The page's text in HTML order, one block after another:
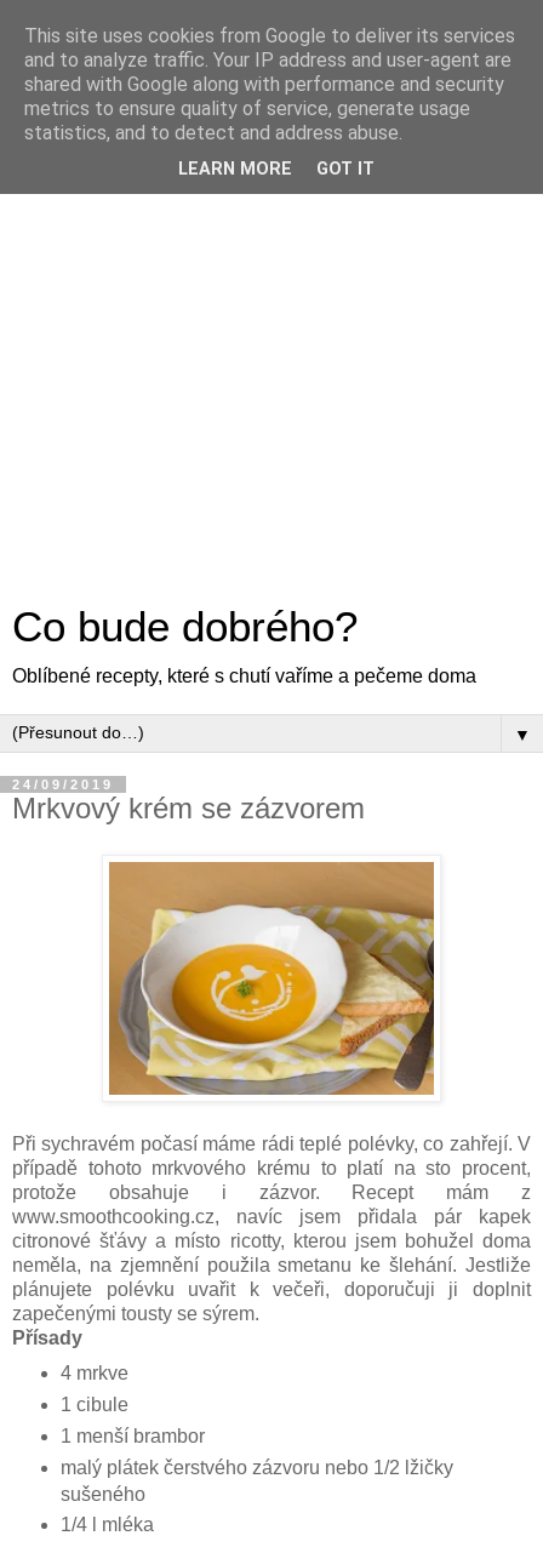
Co bude dobrého?
Oblíbené recepty, které s chutí vaříme a pečeme doma
▼
24/09/2019
Mrkvový krém se zázvorem
Při sychravém počasí máme rádi teplé polévky, co zahřejí. V
případě tohoto mrkvového krému to platí na sto procent,
protože obsahuje i zázvor. Recept mám z
www.smoothcooking.cz, navíc jsem přidala pár kapek
citronové šťávy a místo ricotty, kterou jsem bohužel doma
neměla, na zjemnění použila smetanu ke šlehání. Jestliže
plánujete polévku uvařit k večeři, doporučuji ji doplnit
zapečenými tousty se sýrem.
Přísady
4 mrkve
1 cibule
1 menší brambor
malý plátek čerstvého zázvoru nebo 1/2 lžičky
sušeného
1/4 l mléka
This site uses cookies from Google to deliver its services
and to analyze traffic. Your IP address and user-agent are
shared with Google along with performance and security
metrics to ensure quality of service, generate usage
statistics, and to detect and address abuse.
LEARN MORE GOT IT